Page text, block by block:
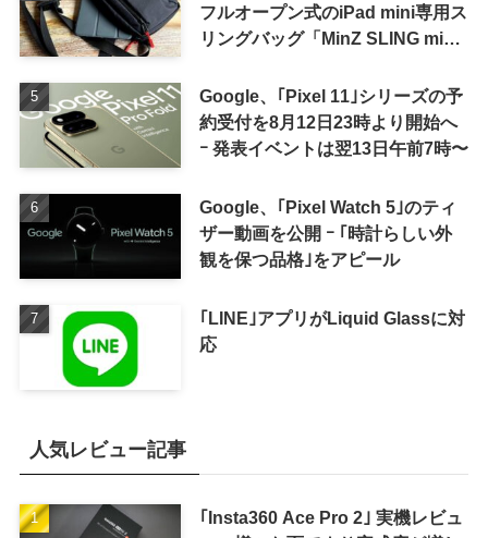
フルオープン式のiPad mini専用ス
リングバッグ「MinZ SLING mini
Google、｢Pixel 11｣シリーズの予
約受付を8月12日23時より開始へ
ｰ 発表イベントは翌13日午前7時〜
Google、｢Pixel Watch 5｣のティ
ザー動画を公開 ｰ ｢時計らしい外
観を保つ品格｣をアピール
｢LINE｣アプリがLiquid Glassに対
応
人気レビュー記事
｢Insta360 Ace Pro 2｣ 実機レビュ